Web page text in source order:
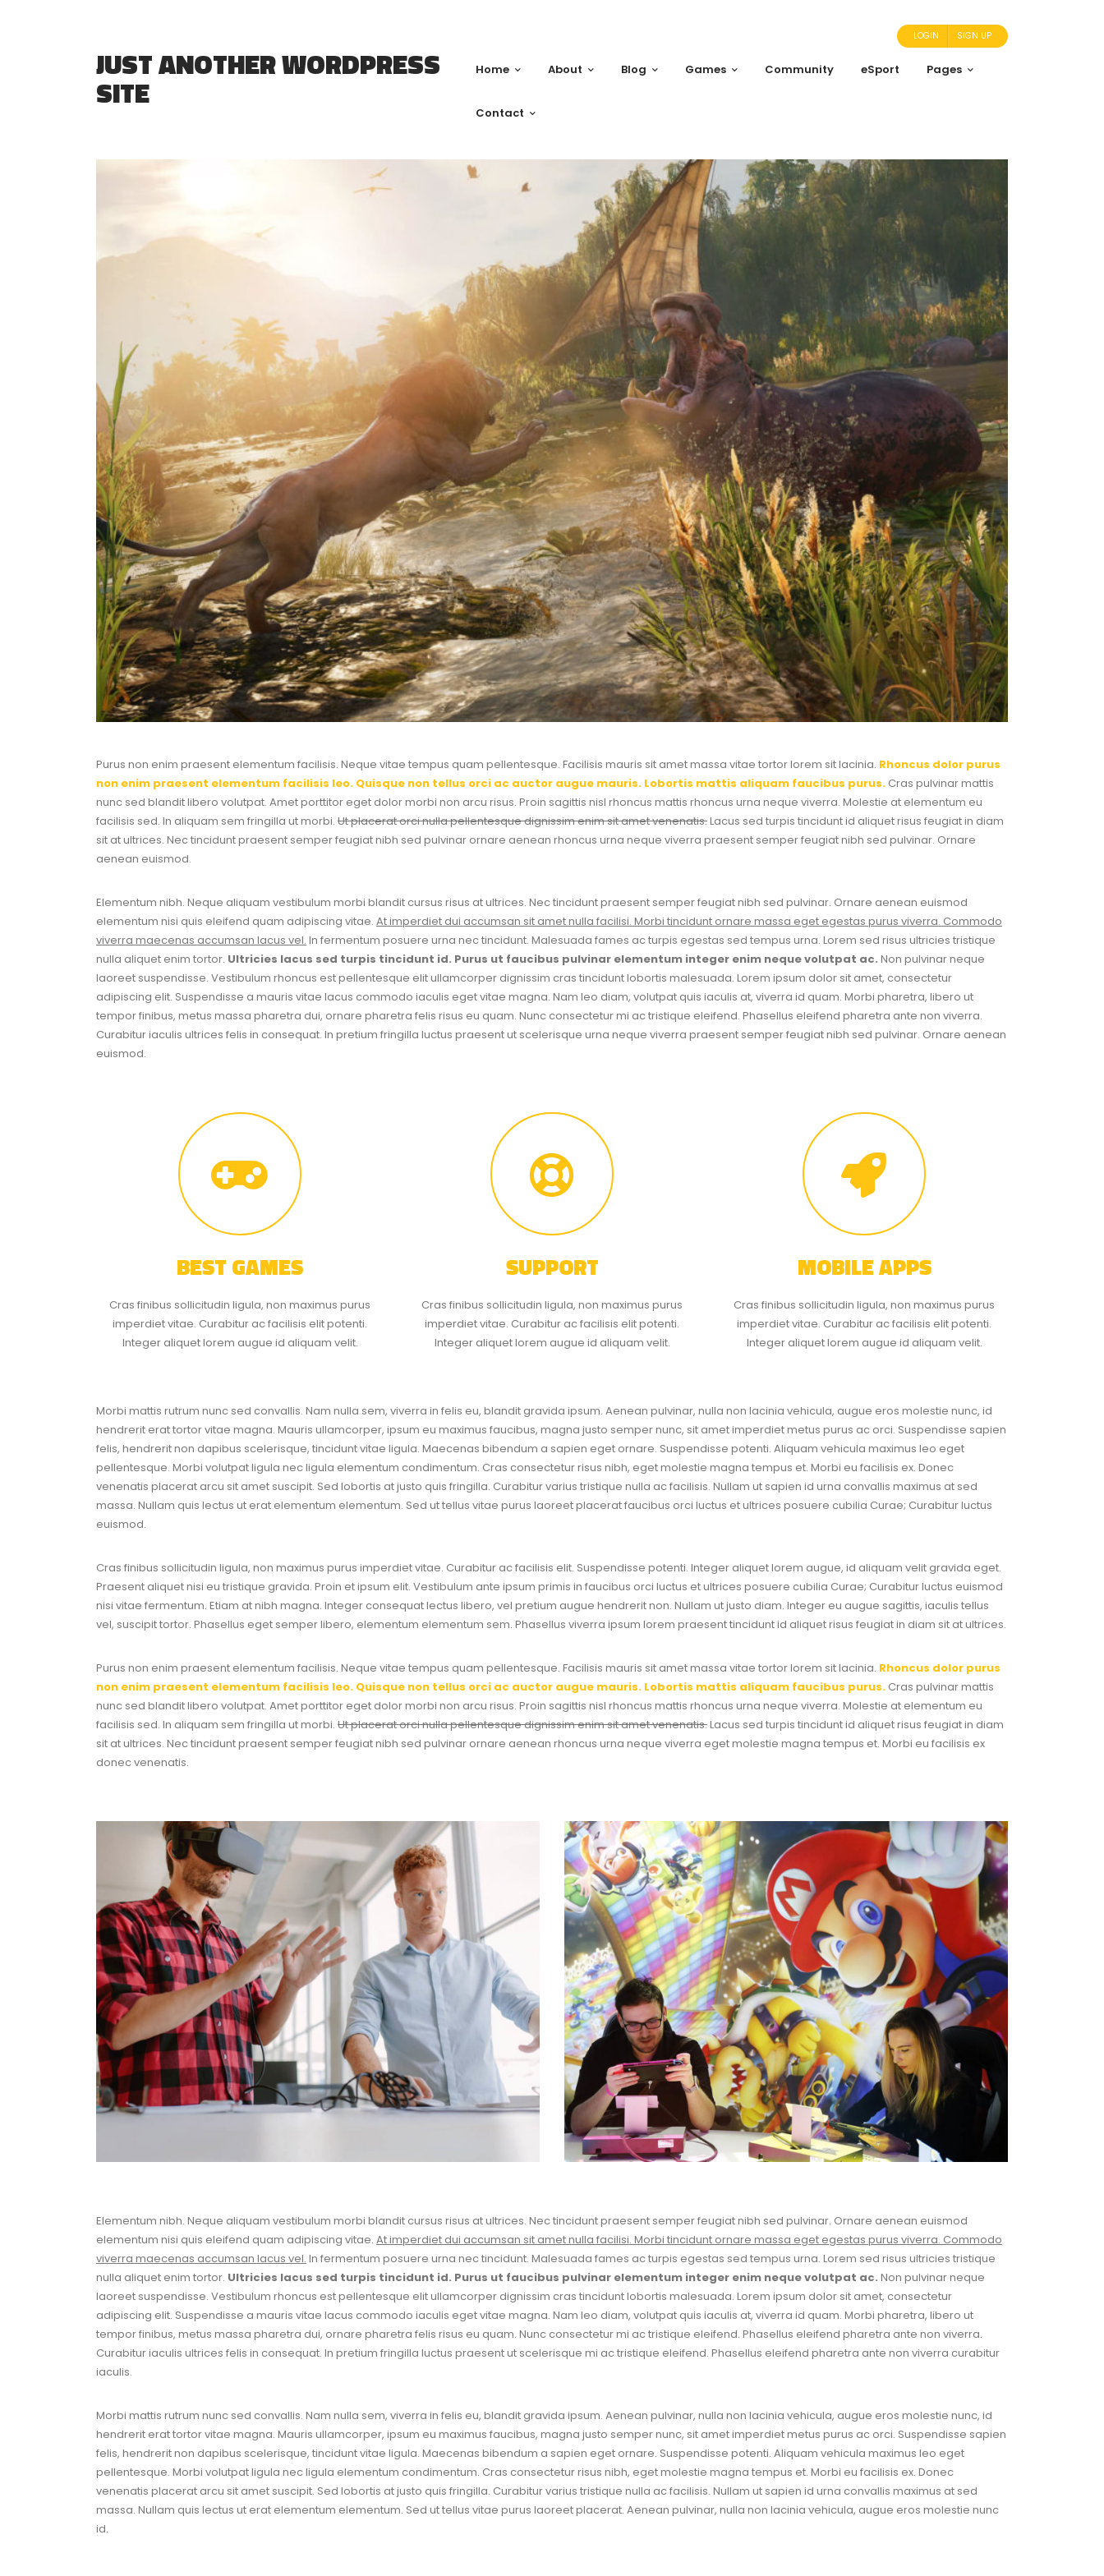
JUST ANOTHER WORDPRESS
SITE
LOGIN SIGN UP
Home About Blog Games Community eSport Pages
Contact
Purus non enim praesent elementum facilisis. Neque vitae tempus quam pellentesque. Facilisis mauris sit amet massa vitae tortor lorem sit lacinia. Rhoncus dolor purus
non enim praesent elementum facilisis leo. Quisque non tellus orci ac auctor augue mauris. Lobortis mattis aliquam faucibus purus. Cras pulvinar mattis
nunc sed blandit libero volutpat. Amet porttitor eget dolor morbi non arcu risus. Proin sagittis nisl rhoncus mattis rhoncus urna neque viverra. Molestie at elementum eu
facilisis sed. In aliquam sem fringilla ut morbi. Ut placerat orci nulla pellentesque dignissim enim sit amet venenatis.Lacus sed turpis tincidunt id aliquet risus feugiat in diam
sit at ultrices. Nec tincidunt praesent semper feugiat nibh sed pulvinar ornare aenean rhoncus urna neque viverra praesent semper feugiat nibh sed pulvinar. Ornare
aenean euismod.
Elementum nibh. Neque aliquam vestibulum morbi blandit cursus risus at ultrices. Nec tincidunt praesent semper feugiat nibh sed pulvinar. Ornare aenean euismod
elementum nisi quis eleifend quam adipiscing vitae. At imperdiet dui accumsan sit amet nulla facilisi. Morbi tincidunt ornare massa eget egestas purus viverra. Commodo
viverra maecenas accumsan lacus vel. In fermentum posuere urna nec tincidunt. Malesuada fames ac turpis egestas sed tempus urna. Lorem sed risus ultricies tristique
nulla aliquet enim tortor. Ultricies lacus sed turpis tincidunt id. Purus ut faucibus pulvinar elementum integer enim neque volutpat ac. Non pulvinar neque
laoreet suspendisse. Vestibulum rhoncus est pellentesque elit ullamcorper dignissim cras tincidunt lobortis malesuada. Lorem ipsum dolor sit amet, consectetur
adipiscing elit. Suspendisse a mauris vitae lacus commodo iaculis eget vitae magna. Nam leo diam, volutpat quis iaculis at, viverra id quam. Morbi pharetra, libero ut
tempor finibus, metus massa pharetra dui, ornare pharetra felis risus eu quam. Nunc consectetur mi ac tristique eleifend. Phasellus eleifend pharetra ante non viverra.
Curabitur iaculis ultrices felis in consequat. In pretium fringilla luctus praesent ut scelerisque urna neque viverra praesent semper feugiat nibh sed pulvinar. Ornare aenean
euismod.
BEST GAMES
Cras finibus sollicitudin ligula, non maximus purus
imperdiet vitae. Curabitur ac facilisis elit potenti.
Integer aliquet lorem augue id aliquam velit.
SUPPORT
Cras finibus sollicitudin ligula, non maximus purus
imperdiet vitae. Curabitur ac facilisis elit potenti.
Integer aliquet lorem augue id aliquam velit.
MOBILE APPS
Cras finibus sollicitudin ligula, non maximus purus
imperdiet vitae. Curabitur ac facilisis elit potenti.
Integer aliquet lorem augue id aliquam velit.
Morbi mattis rutrum nunc sed convallis. Nam nulla sem, viverra in felis eu, blandit gravida ipsum. Aenean pulvinar, nulla non lacinia vehicula, augue eros molestie nunc, id
hendrerit erat tortor vitae magna. Mauris ullamcorper, ipsum eu maximus faucibus, magna justo semper nunc, sit amet imperdiet metus purus ac orci. Suspendisse sapien
felis, hendrerit non dapibus scelerisque, tincidunt vitae ligula. Maecenas bibendum a sapien eget ornare. Suspendisse potenti. Aliquam vehicula maximus leo eget
pellentesque. Morbi volutpat ligula nec ligula elementum condimentum. Cras consectetur risus nibh, eget molestie magna tempus et. Morbi eu facilisis ex. Donec
venenatis placerat arcu sit amet suscipit. Sed lobortis at justo quis fringilla. Curabitur varius tristique nulla ac facilisis. Nullam ut sapien id urna convallis maximus at sed
massa. Nullam quis lectus ut erat elementum elementum. Sed ut tellus vitae purus laoreet placerat faucibus orci luctus et ultrices posuere cubilia Curae; Curabitur luctus
euismod.
Cras finibus sollicitudin ligula, non maximus purus imperdiet vitae. Curabitur ac facilisis elit. Suspendisse potenti. Integer aliquet lorem augue, id aliquam velit gravida eget.
Praesent aliquet nisi eu tristique gravida. Proin et ipsum elit. Vestibulum ante ipsum primis in faucibus orci luctus et ultrices posuere cubilia Curae; Curabitur luctus euismod
nisi vitae fermentum. Etiam at nibh magna. Integer consequat lectus libero, vel pretium augue hendrerit non. Nullam ut justo diam. Integer eu augue sagittis, iaculis tellus
vel, suscipit tortor. Phasellus eget semper libero, elementum elementum sem. Phasellus viverra ipsum lorem praesent tincidunt id aliquet risus feugiat in diam sit at ultrices.
Purus non enim praesent elementum facilisis. Neque vitae tempus quam pellentesque. Facilisis mauris sit amet massa vitae tortor lorem sit lacinia. Rhoncus dolor purus
non enim praesent elementum facilisis leo. Quisque non tellus orci ac auctor augue mauris. Lobortis mattis aliquam faucibus purus. Cras pulvinar mattis
nunc sed blandit libero volutpat. Amet porttitor eget dolor morbi non arcu risus. Proin sagittis nisl rhoncus mattis rhoncus urna neque viverra. Molestie at elementum eu
facilisis sed. In aliquam sem fringilla ut morbi. Ut placerat orci nulla pellentesque dignissim enim sit amet venenatis.Lacus sed turpis tincidunt id aliquet risus feugiat in diam
sit at ultrices. Nec tincidunt praesent semper feugiat nibh sed pulvinar ornare aenean rhoncus urna neque viverra eget molestie magna tempus et. Morbi eu facilisis ex
donec venenatis.
Elementum nibh. Neque aliquam vestibulum morbi blandit cursus risus at ultrices. Nec tincidunt praesent semper feugiat nibh sed pulvinar. Ornare aenean euismod
elementum nisi quis eleifend quam adipiscing vitae. At imperdiet dui accumsan sit amet nulla facilisi. Morbi tincidunt ornare massa eget egestas purus viverra. Commodo
viverra maecenas accumsan lacus vel. In fermentum posuere urna nec tincidunt. Malesuada fames ac turpis egestas sed tempus urna. Lorem sed risus ultricies tristique
nulla aliquet enim tortor. Ultricies lacus sed turpis tincidunt id. Purus ut faucibus pulvinar elementum integer enim neque volutpat ac. Non pulvinar neque
laoreet suspendisse. Vestibulum rhoncus est pellentesque elit ullamcorper dignissim cras tincidunt lobortis malesuada. Lorem ipsum dolor sit amet, consectetur
adipiscing elit. Suspendisse a mauris vitae lacus commodo iaculis eget vitae magna. Nam leo diam, volutpat quis iaculis at, viverra id quam. Morbi pharetra, libero ut
tempor finibus, metus massa pharetra dui, ornare pharetra felis risus eu quam. Nunc consectetur mi ac tristique eleifend. Phasellus eleifend pharetra ante non viverra.
Curabitur iaculis ultrices felis in consequat. In pretium fringilla luctus praesent ut scelerisque mi ac tristique eleifend. Phasellus eleifend pharetra ante non viverra curabitur
iaculis.
Morbi mattis rutrum nunc sed convallis. Nam nulla sem, viverra in felis eu, blandit gravida ipsum. Aenean pulvinar, nulla non lacinia vehicula, augue eros molestie nunc, id
hendrerit erat tortor vitae magna. Mauris ullamcorper, ipsum eu maximus faucibus, magna justo semper nunc, sit amet imperdiet metus purus ac orci. Suspendisse sapien
felis, hendrerit non dapibus scelerisque, tincidunt vitae ligula. Maecenas bibendum a sapien eget ornare. Suspendisse potenti. Aliquam vehicula maximus leo eget
pellentesque. Morbi volutpat ligula nec ligula elementum condimentum. Cras consectetur risus nibh, eget molestie magna tempus et. Morbi eu facilisis ex. Donec
venenatis placerat arcu sit amet suscipit. Sed lobortis at justo quis fringilla. Curabitur varius tristique nulla ac facilisis. Nullam ut sapien id urna convallis maximus at sed
massa. Nullam quis lectus ut erat elementum elementum. Sed ut tellus vitae purus laoreet placerat. Aenean pulvinar, nulla non lacinia vehicula, augue eros molestie nunc
id.